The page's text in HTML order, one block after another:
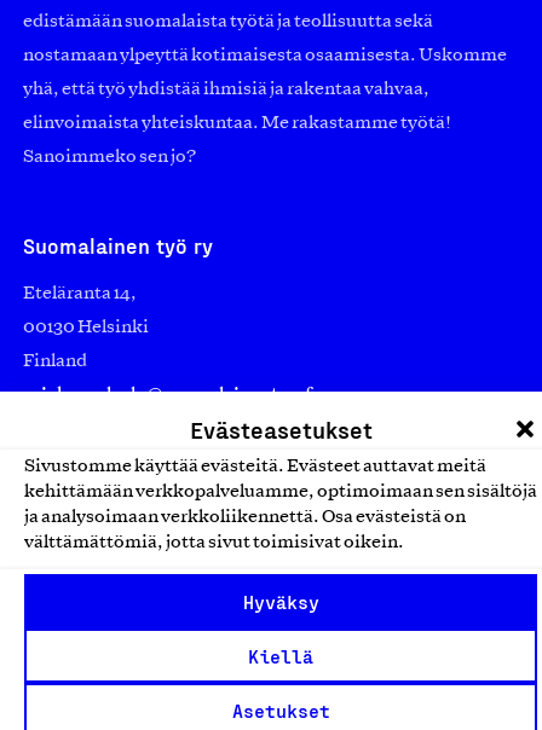
Evästeasetukset
Sivustomme käyttää evästeitä. Evästeet auttavat meitä
kehittämään verkkopalveluamme, optimoimaan sen sisältöjä
ja analysoimaan verkkoliikennettä. Osa evästeistä on
välttämättömiä, jotta sivut toimisivat oikein.
Hyväksy
Kiellä
Asetukset
edistämään suomalaista työtä ja teollisuutta sekä
nostamaan ylpeyttä kotimaisesta osaamisesta. Uskomme
yhä, että työ yhdistää ihmisiä ja rakentaa vahvaa,
elinvoimaista yhteiskuntaa. Me rakastamme työtä!
Sanoimmeko sen jo?
Suomalainen työ ry
Eteläranta 14,
00130 Helsinki
Finland
asiakaspalvelu@suomalainentyo.fi
laskutus@suomalainentyo.fi
Design From Finland